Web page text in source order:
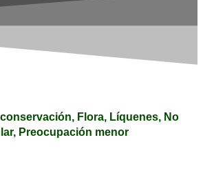
, Flora, Líquenes, No
, Preocupación menor